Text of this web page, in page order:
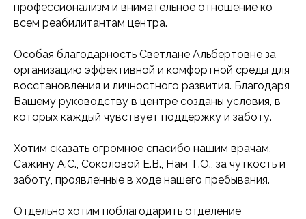
профессионализм и внимательное отношение ко
всем реабилитантам центра.
Особая благодарность Светлане Альбертовне за
организацию эффективной и комфортной среды для
восстановления и личностного развития. Благодаря
Вашему руководству в центре созданы условия, в
которых каждый чувствует поддержку и заботу.
Хотим сказать огромное спасибо нашим врачам,
Сажину А.С., Соколовой Е.В., Нам Т.O., за чуткость и
заботу, проявленные в ходе нашего пребывания.
Отдельно хотим поблагодарить отделение